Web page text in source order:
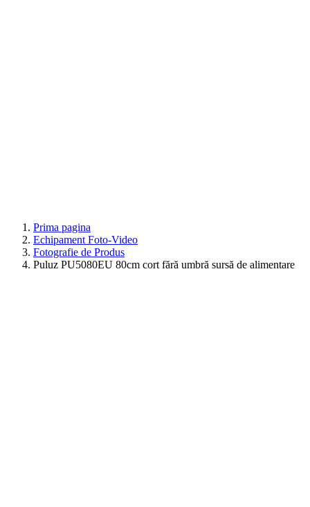
Prima pagina
Echipament Foto-Video
Fotografie de Produs
Puluz PU5080EU 80cm cort fără umbră sursă de alimentare